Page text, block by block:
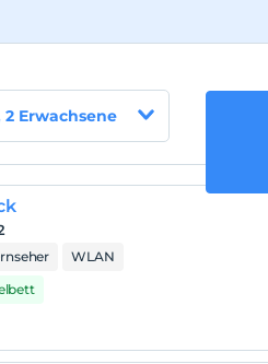
2 Erwachsene
WLAN